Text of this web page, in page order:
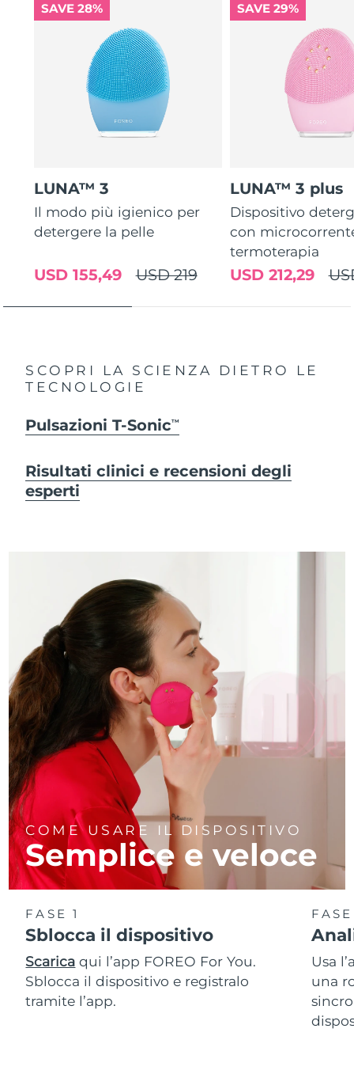
SAVE 28%
LUNA™ 3
Il modo più igienico per
detergere la pelle
USD 219
USD 155,49
SAVE 29%
LUNA™ 3 plus
Dispositivo
con
termoterapia
USD 212,29
SCOPRI LA SCIENZA DIETRO LE
TECNOLOGIE
Pulsazioni T-SonicTM
Risultati clinici e recensioni degli
esperti
COME USARE IL DISPOSITIVO
Semplice e veloce
FASE 1
Sblocca il dispositivo
Scarica qui l’app FOREO For You.
Sblocca il dispositivo e registralo
tramite l’app.
Usa
una